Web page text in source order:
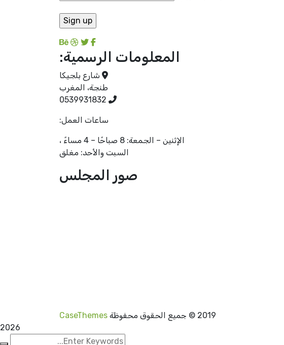
المعلومات الرسمية:
شارع بلجيكا
طنجة، المغرب
0539931832
ساعات العمل:
الإثنين – الجمعة: 8 صباحًا – 4 مساءً ،
السبت والأحد: مغلق
صور المجلس
2019 © جميع الحقوق محفوظة CaseThemes
2026